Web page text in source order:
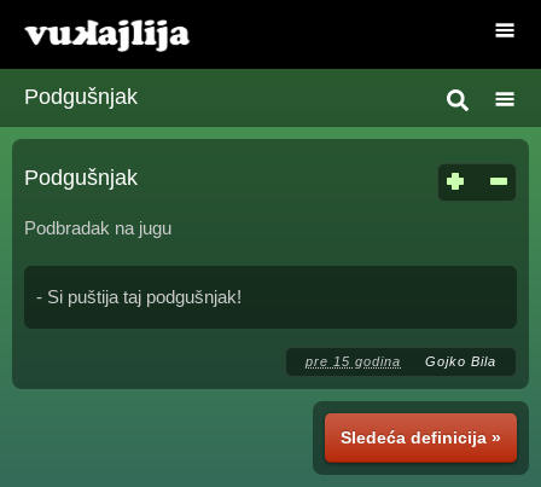
Podgušnjak
Podgušnjak
Podbradak na jugu
- Si puštija taj podgušnjak!
pre 15 godina Gojko Bila
Sledeća definicija »